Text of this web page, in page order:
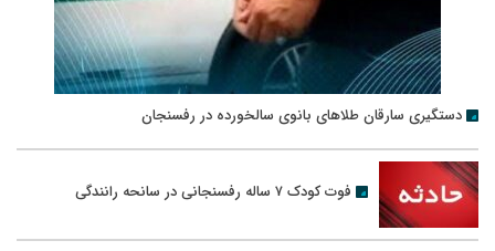
دستگیری سارقان طلاهای بانوی سالخورده در رفسنجان
فوت کودک ۷ ساله رفسنجانی در سانحه رانندگی